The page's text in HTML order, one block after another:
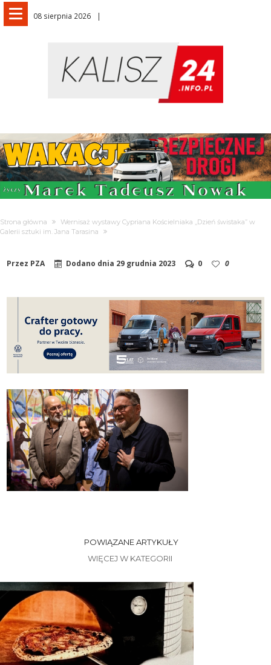
08 sierpnia 2026
Strona główna
Wernisaż wystawy Cypriana Kościelniaka „Dzień świstaka” w
Galerii sztuki im. Jana Tarasina
Przez PZA Dodano dnia 29 grudnia 2023 0 0
POWIĄZANE ARTYKUŁY
WIĘCEJ W KATEGORII